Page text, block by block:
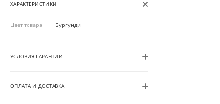
ХАРАКТЕРИСТИКИ
Цвет товара — Бургунди
УСЛОВИЯ ГАРАНТИИ
ОПЛАТА И ДОСТАВКА